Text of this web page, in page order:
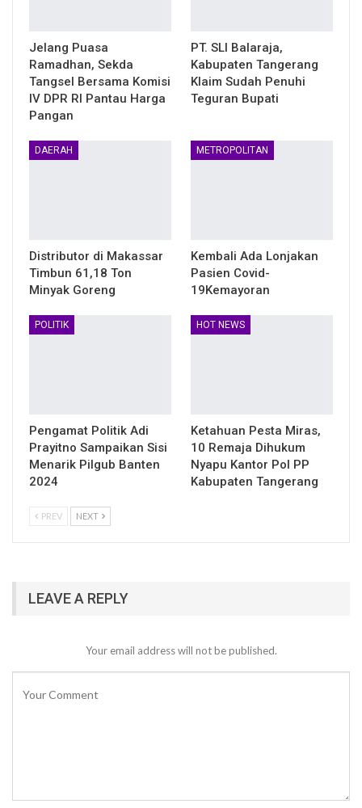
Jelang Puasa
Ramadhan, Sekda
Tangsel Bersama Komisi
IV DPR RI Pantau Harga
Pangan
PT. SLI Balaraja,
Kabupaten Tangerang
Klaim Sudah Penuhi
Teguran Bupati
DAERAH
Distributor di Makassar
Timbun 61,18 Ton
Minyak Goreng
METROPOLITAN
Kembali Ada Lonjakan
Pasien Covid-
19Kemayoran
POLITIK
Pengamat Politik Adi
Prayitno Sampaikan Sisi
Menarik Pilgub Banten
2024
HOT NEWS
Ketahuan Pesta Miras,
10 Remaja Dihukum
Nyapu Kantor Pol PP
Kabupaten Tangerang
PREV NEXT
LEAVE A REPLY
Your email address will not be published.